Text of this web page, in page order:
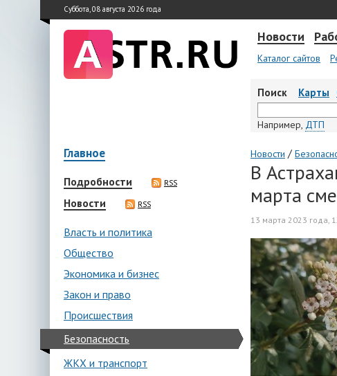
Суббота, 08 августа 2026 года
Новости
Каталог сайтов
Поиск Карты
Например, ДТП
Главное
Подробности RSS
Новости RSS
Власть и политика
Общество
Экономика и бизнес
Закон и право
Происшествия
Безопасность
ЖКХ и транспорт
Новости /
В
марта
13 марта 2023 года,